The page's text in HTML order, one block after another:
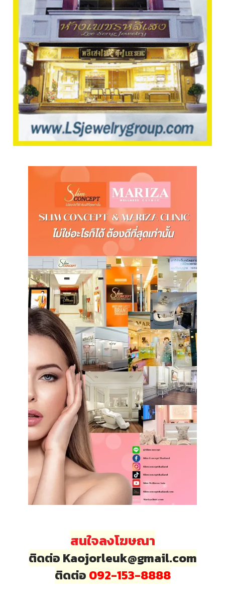
สนใจลงโฆษณา
ติดต่อ Kaojorleuk@gmail.com
ติดต่อ 092-153-8888